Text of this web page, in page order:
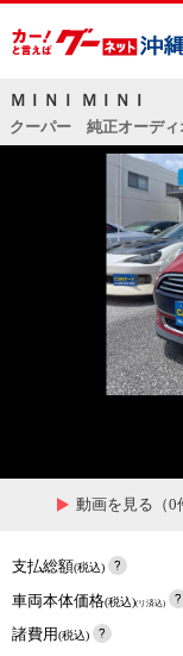
ＭＩＮＩ ＭＩＮＩ
クーパー 純正オーデ
動画を見る（0
支払総額(税込)
車両本体価格(税込)(リ済込)
諸費用(税込)